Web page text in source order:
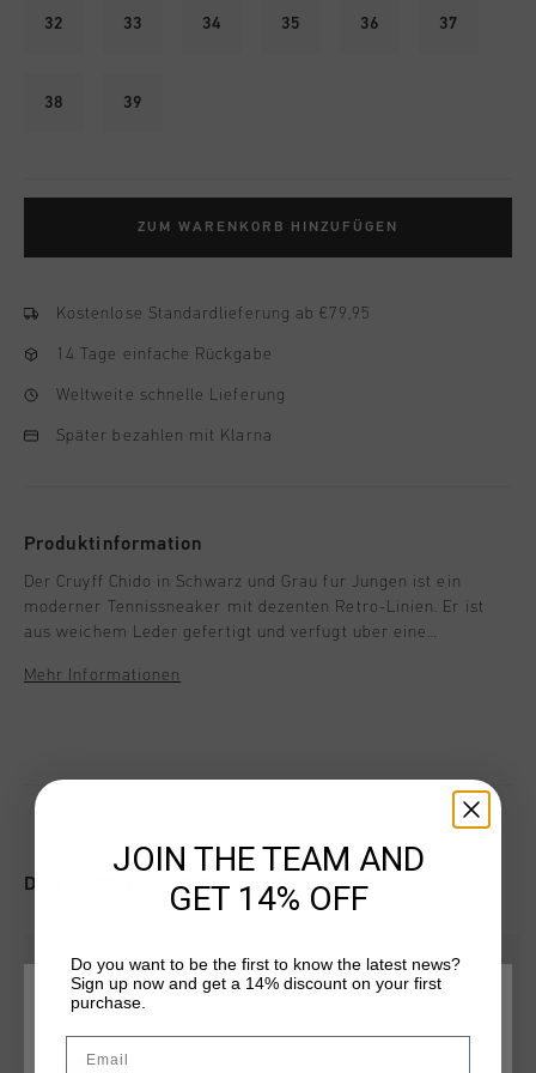
32 33 34 35 36 37
38 39
ZUM WARENKORB HINZUFÜGEN
Kostenlose Standardlieferung ab €79,95
14 Tage einfache Rückgabe
Weltweite schnelle Lieferung
Später bezahlen mit Klarna
Produktinformation
Der Cruyff Chido in Schwarz und Grau fur Jungen ist ein
moderner Tennissneaker mit dezenten Retro-Linien. Er ist
aus weichem Leder gefertigt und verfugt uber eine
Tragekomfort. Massgefertigte Schnursenkel verleihen dem
Mehr Informationen
DAS KÖNNTE IHNEN AUCH GEFALLEN
WÄHLEN SIE IHREN STANDORT UND IHRE SPRACHE
JOIN THE TEAM AND
GET 14% OFF
Do you want to be the first to know the latest news?
Sign up now and get a 14% discount on your first
purchase.